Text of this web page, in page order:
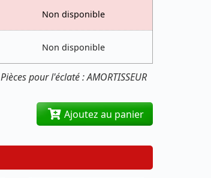
Pièces pour l'éclaté : AMORTISSEUR
Non disponible
Non disponible
Ajoutez au panier